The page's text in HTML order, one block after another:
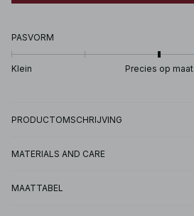
PASVORM
Klein Precies op maat
PRODUCTOMSCHRIJVING
MATERIALS AND CARE
MAATTABEL